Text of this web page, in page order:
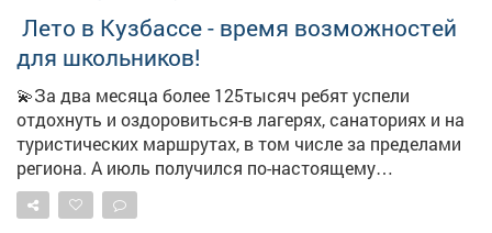
человек получили заслуженные награды за
добросовестный труд. Тёплую атмосферу вечера
создали творческие коллективы ДК «Распадский»:
«Звонкий каблучок», «Ералаш», солисты Александр
Кожевников, Ольга Хонкина, Никита Федерягин, а
финальной точкой стало выступление Михаила и
Марии Чакилевых, Алены Еськовой и Татьяны
Мажитовой. Спасибо строителям за то, что делаете
наш город удобным, красивым и устремлённым в
️ Лето в Кузбассе - время возможностей
для школьников!
💫За два месяца более 125тысяч ребят успели
отдохнуть и оздоровиться-в лагерях, санаториях и на
туристических маршрутах, в том числе за пределами
региона. А июль получился по-настоящему
насыщенным: прошло свыше 600профильных смен-
волонтёрских, научных, профориентационных и